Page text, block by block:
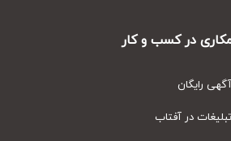
در کسب و کار
رایگان
در آفتاب